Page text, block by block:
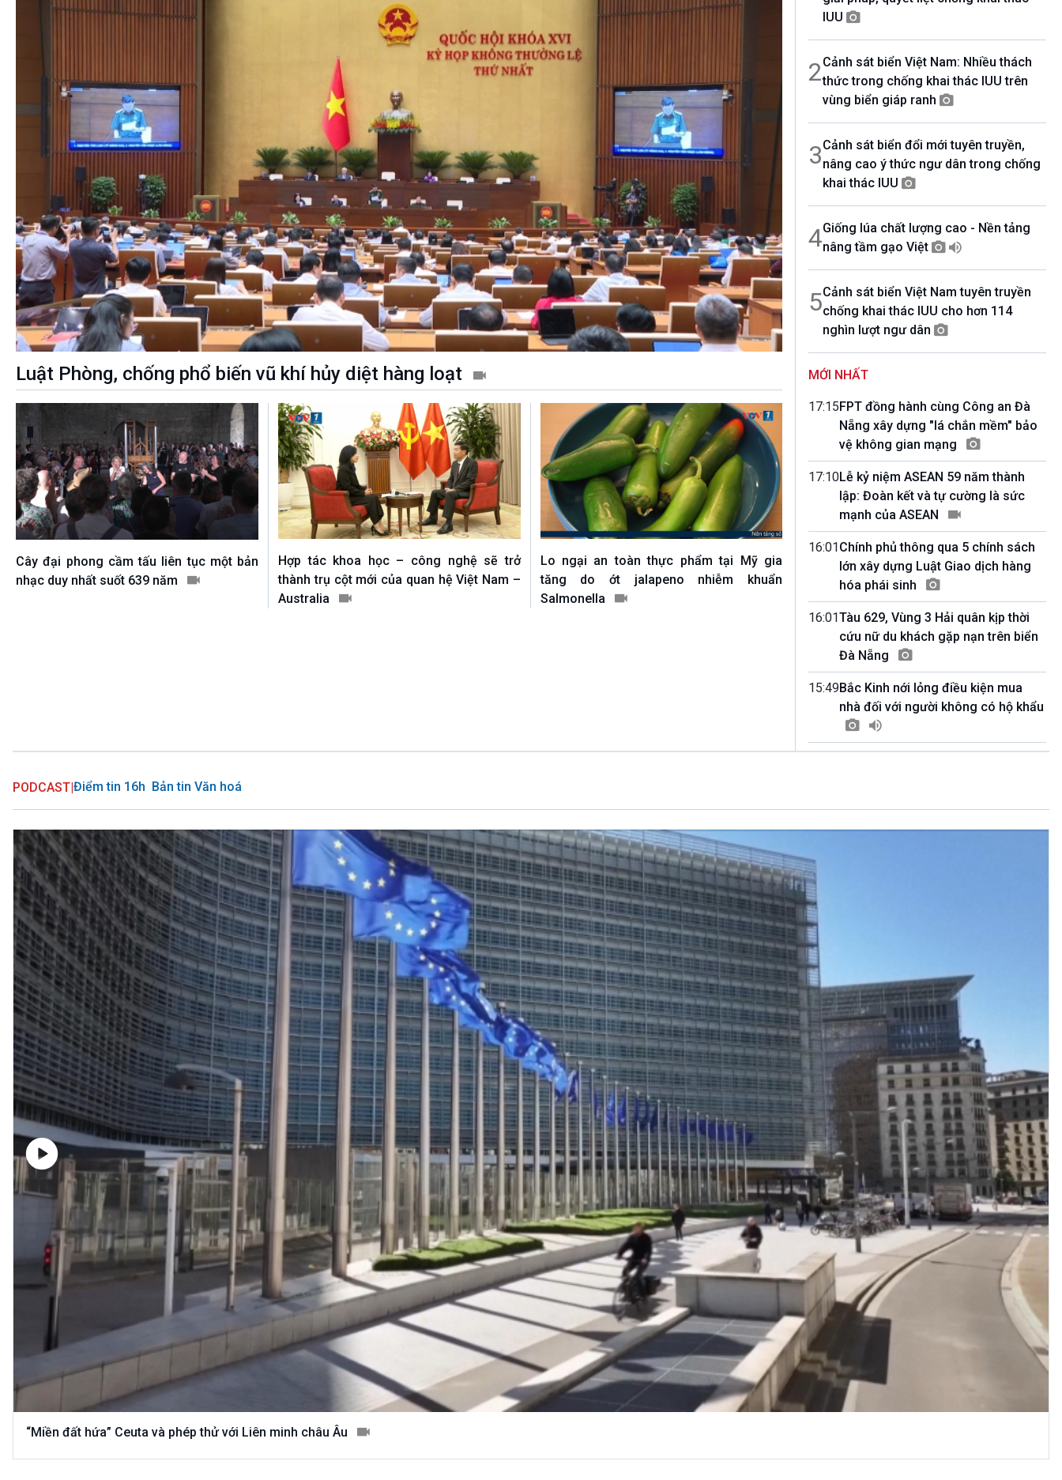
Luật Phòng, chống phổ biến vũ khí hủy diệt hàng loạt
Cây đại phong cầm tấu liên tục một bản
nhạc duy nhất suốt 639 năm
Hợp tác khoa học – công nghệ sẽ trở
thành trụ cột mới của quan hệ Việt Nam –
Australia
Lo ngại an toàn thực phẩm tại Mỹ gia
tăng do ớt jalapeno nhiễm khuẩn
Salmonella
Theo dòng thời sự
08h55-09h00
Chương trình đệm
09h00-10h00
Chuyên gia của bạn (Phát lại thứ Tư)
10h30-11h00
Vì an ninh Tổ quốc
11h05-11h10
Quảng cáo
Kết nối công nghệ
11h25-11h30
Chương trình đệm
11h30-11h35
11h35-11h50
Kết nối 54 (phát lại Thứ Tư)
11h50-11h59
Quảng cáo
11h59-12h00
Báo giờ
Thời sự trưa (trực tiếp)
12h57-13h00
Quảng cáo
13h00-13h30
Câu lạc bộ Âm nhạc
13h30-13h45
Sống chung với biến đổi khí hậu (Phát lại
Thứ Năm)
13h45-14h00
Người Việt ở nước ngoài với quê hương
14h00-15h00
15h00-15h15
Bản tin Thời sự
15h15-15h20
Quảng cáo
15h20-15h50
Theo dòng thời sự
18h57-19h00
Quảng cáo
19h00-19h30
Tâm tình nơi biên giới và hải đảo
19h30-19h55
360 độ sức khỏe (phát lại)
19h55-20h00
Quảng cáo vovams
20h00-20h30
Vì an ninh Tổ quốc
20h30-20h59
Chuyên gia của bạn (phát lại)
20h59-21h00
Báo giờ
21h00-21h30
Quân đội nhân dân
21h30-21h58
Thời sự đêm (trực tiếp)
21h58-22h00
Quảng cáo
22h00-22h15
Kết nối công nghệ (phát lại Thứ Bẩy)
A lô VOV1 (phát lại)
22h25-22h30
Bản tin Thật và Giả (phát lại)
22h30-23h00
IUU
2Cảnh sát biển Việt Nam: Nhiều thách
thức trong chống khai thác IUU trên
vùng biển giáp ranh
3Cảnh sát biển đổi mới tuyên truyền,
nâng cao ý thức ngư dân trong chống
khai thác IUU
4Giống lúa chất lượng cao - Nền tảng
nâng tầm gạo Việt
5Cảnh sát biển Việt Nam tuyên truyền
chống khai thác IUU cho hơn 114
nghìn lượt ngư dân
MỚI NHẤT
17:15FPT đồng hành cùng Công an Đà
Nẵng xây dựng "lá chắn mềm" bảo
vệ không gian mạng
17:10Lễ kỷ niệm ASEAN 59 năm thành
lập: Đoàn kết và tự cường là sức
mạnh của ASEAN
16:01Chính phủ thông qua 5 chính sách
lớn xây dựng Luật Giao dịch hàng
hóa phái sinh
16:01Tàu 629, Vùng 3 Hải quân kịp thời
cứu nữ du khách gặp nạn trên biển
Đà Nẵng
15:49Bắc Kinh nới lỏng điều kiện mua
nhà đối với người không có hộ khẩu
PODCAST|Điểm tin 16h Bản tin Văn hoá
“Miền đất hứa” Ceuta và phép thử với Liên minh châu Âu